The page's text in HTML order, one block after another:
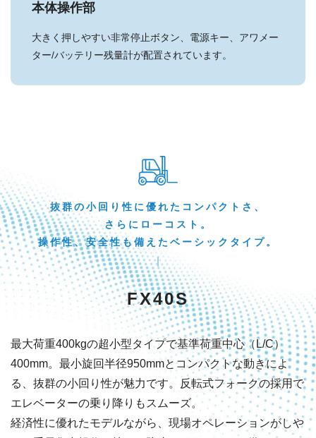
本体操作部
大きく押しやすい非常停止ボタン、電源キー、アワメー
ター/バッテリー残量計が配置されています。
抜群の小回り性に優れたコンパクトさ、
さらにローコスト。
操作性、安全性も備えたベーシックタイプ。
FX40S
最大荷重400kgの超小型タイプで基準荷重中心（L/C）
400mm。最小旋回半径950mmとコンパクトな動きによ
る、抜群の小回り性が魅力です。反転式フォークの採用で
エレベーターの乗り降りもスムーズ。
経済性に優れたモデルながら、現場オペレーションがしや